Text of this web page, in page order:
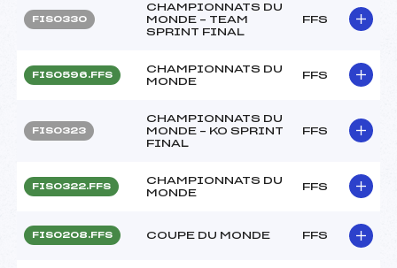
FIS0330
CHAMPIONNATS DU
MONDE – TEAM
SPRINT FINAL
FFS
FIS0596.FFS
CHAMPIONNATS DU
MONDE
FFS
FIS0323
CHAMPIONNATS DU
MONDE – KO SPRINT
FINAL
FFS
FIS0322.FFS
CHAMPIONNATS DU
MONDE
FFS
FIS0208.FFS COUPE DU MONDE FFS